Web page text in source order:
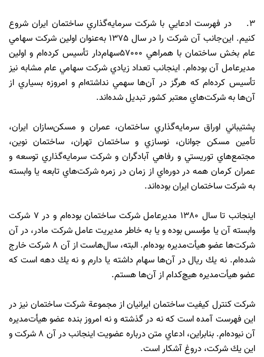
3. در فهرست ادعايي با شركت سرمايه‌گذاري ساختمان ايران شروع
كنيم. اين‌جانب آن شركت را در سال 1375 به‌عنوان اولين شركت سهامي
عام بخش ساختمان با ‌همراهي 57000سهام‌دار تأسيس كرده‌ام و اولين
مديرعامل آن بوده‌ام. اينجانب تعداد زيادي شركت سهامي عام مشابه نيز
تأسيس كرده‌ام كه هرگز در آن‌ها سهمي نداشته‌ام و امروزه بسياري از
آن‌ها به شركت‌هاي معتبر كشور تبديل شده‌اند.
پشتيباني اوراق سرمايه‌گذاري ساختمان، عمران و مسكن‌سازان ايران،
تأمين مسكن جوانان، نوسازي و ساختمان تهران، ساختمان نوين،
مجتمع‌هاي توريستي و رفاهي آبادگران و شركت سرمايه‌گذاري توسعه و
عمران كرمان همه در دوره‌اي از زمان در زمره شركت‌هاي تابعه يا وابسته
به شركت ساختمان ايران بوده‌اند.
اينجانب تا سال 1380 مديرعامل شركت ساختمان بوده‌ام و در 7 شركت
وابسته آن يا مؤسس بوده و يا به‌ خاطر مديريت عامل شركت مادر، در آن
شركت‌ها عضو هيأت‌مديره بوده‌ام. البته، سال‌هاست از آن 8 شركت خارج
شده‌ام. نه يك ريال در آن‌ها سهام داشته يا دارم و نه يك دهه است كه
عضو هيأت‌مديره هيچ‌كدام از آن‌ها هستم.
شركت كنترل كيفيت ساختمان ايرانيان از مجموعة شركت ساختمان نيز در
اين فهرست آمده است كه نه در گذشته و نه امروز بنده عضو هيأت‌مديره
آن نبوده‌ام. بنابراين، ادعاي متن درباره عضويت اينجانب در آن 8 شركت و
اين يك شركت، دروغ آشكار است.